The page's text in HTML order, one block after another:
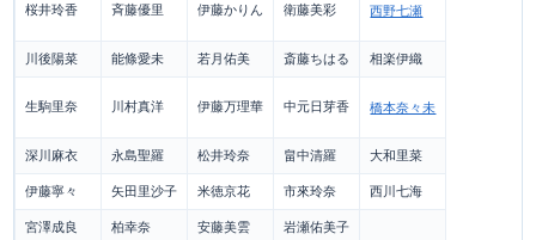
桜井玲香 斉藤優里 伊藤かりん 衛藤美彩 西野七瀬
川後陽菜 能條愛未 若月佑美 斎藤ちはる 相楽伊織
生駒里奈 川村真洋 伊藤万理華 中元日芽香 橋本奈々未
深川麻衣 永島聖羅 松井玲奈 畠中清羅 大和里菜
伊藤寧々 矢田里沙子 米徳京花 市來玲奈 西川七海
宮澤成良 柏幸奈 安藤美雲 岩瀬佑美子